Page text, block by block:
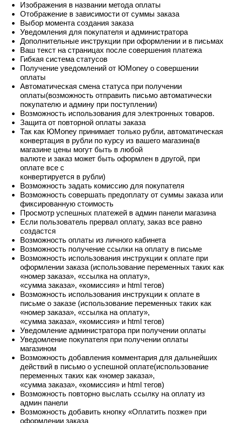
Изображения в названии метода оплаты
Отображение в зависимости от суммы заказа
Выбор момента создания заказа
Уведомления для покупателя и администратора
Дополнительные инструкции при оформлении и в письмах
Ваш текст на страницах после совершения платежа
Гибкая система статусов
Получение уведомлений от ЮMoney о совершении
оплаты
Автоматическая смена статуса при получении
оплаты(возможность отправить письмо автоматически
покупателю и админу при поступлении)
Возможность использования для электронных товаров.
Защита от повторной оплаты заказа
Так как ЮMoney принимает только рубли, автоматическая
конвертация в рубли по курсу из вашего магазина(в
магазине цены могут быть в любой
валюте и заказ может быть оформлен в другой, при
оплате все с
конвертируется в рубли)
Возможность задать комиссию для покупателя
Возможность совершать предоплату от суммы заказа или
фиксированную стоимость
Просмотр успешных платежей в админ панели магазина
Если пользователь прервал оплату, заказ все равно
создастся
Возможность оплаты из личного кабинета
Возможность получение ссылки на оплату в письме
Возможность использования инструкции к оплате при
оформлении заказа (использование переменных таких как
«номер заказа», «ссылка на оплату»,
«сумма заказа», «комиссия» и html тегов)
Возможность использования инструкции к оплате в
письме о заказе (использование переменных таких как
«номер заказа», «ссылка на оплату»,
«сумма заказа», «комиссия» и html тегов)
Уведомление администратора при получении оплаты
Уведомление покупателя при получении оплаты
магазином
Возможность добавления комментария для дальнейших
действий в письмо о успешной оплате(использование
переменных таких как «номер заказа»,
«сумма заказа», «комиссия» и html тегов)
Возможность повторно выслать ссылку на оплату из
админ панели
Возможность добавить кнопку «Оплатить позже» при
оформлении заказа